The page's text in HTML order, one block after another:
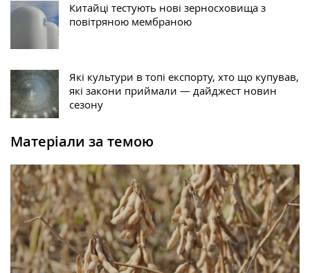
Китайці тестують нові зерносховища з
повітряною мембраною
Які культури в топі експорту, хто що купував,
які закони приймали — дайджест новин
сезону
Матеріали за темою